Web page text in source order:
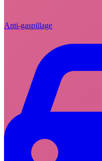
Anti-gaspillage